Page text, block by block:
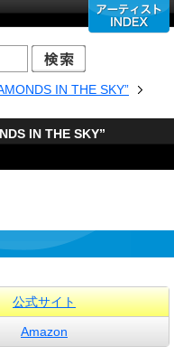
IN THE SKY”
IN THE SKY”
公式サイト
Amazon